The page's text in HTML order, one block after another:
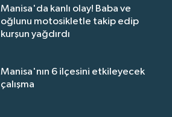
Manisa'da kanlı olay! Baba ve
oğlunu motosikletle takip edip
kurşun yağdırdı
Manisa'nın 6 ilçesini etkileyecek
çalışma